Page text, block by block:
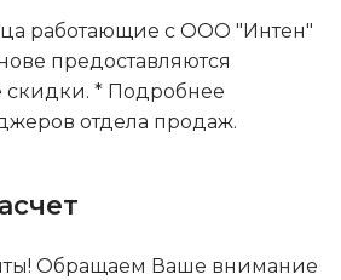
работающие с ООО "Интен"
предоставляются
* Подробнее
отдела продаж.
Обращаем Ваше внимание